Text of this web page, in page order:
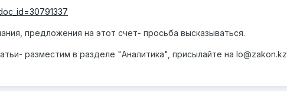
предложения на этот счет- просьба высказываться.
разместим в разделе "Аналитика", присылайте на lo@zakon.kz